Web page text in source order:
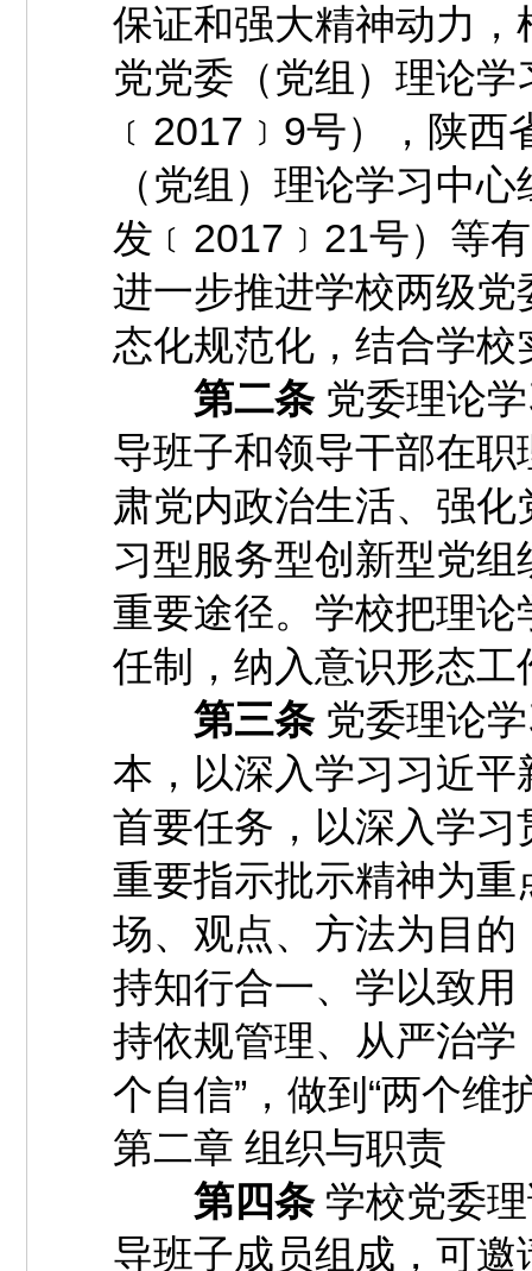
保证和强大精神动力
党党委（党组）理论
﹝2017﹞9号），陕
（党组）理论学习中
发﹝2017﹞21号）等
进一步推进学校两级
态化规范化，结合学
第二条党委理论
导班子和领导干部在
肃党内政治生活、强
习型服务型创新型党
重要途径。学校把理
任制，纳入意识形态工
第三条党委理论
本，以深入学习习近
首要任务，以深入学
重要指示批示精神为
场、观点、方法为目
持知行合一、学以致
持依规管理、从严治学
个自信”，做到“两个维
第二章 组织与职责
第四条学校党委
导班子成员组成，可